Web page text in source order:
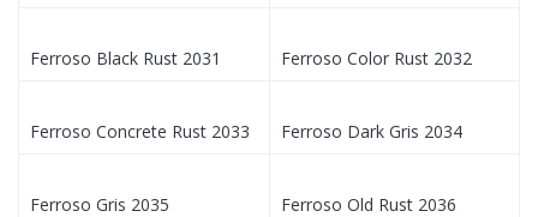
Ferroso Black Rust 2031 Ferroso Color Rust 2032
Ferroso Concrete Rust 2033 Ferroso Dark Gris 2034
Ferroso Gris 2035 Ferroso Old Rust 2036